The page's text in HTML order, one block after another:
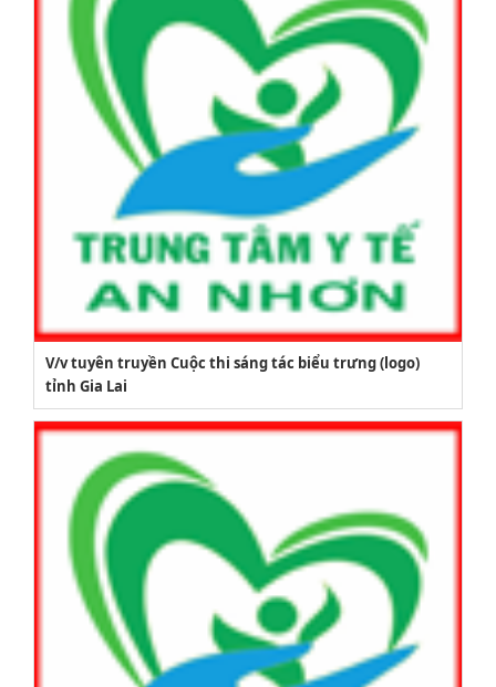
V/v tuyên truyền Cuộc thi sáng tác biểu trưng (logo)
tỉnh Gia Lai